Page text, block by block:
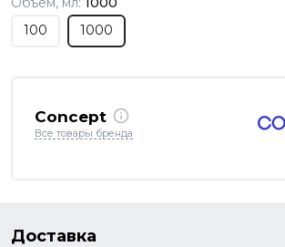
100
1000
Concept
Все товары бренда
Доставка